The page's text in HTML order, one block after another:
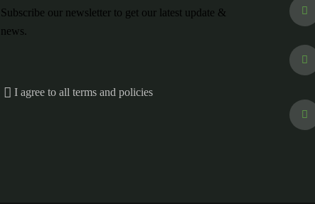
Subscribe our newsletter to get our latest update &
news.
I agree to all terms and policies